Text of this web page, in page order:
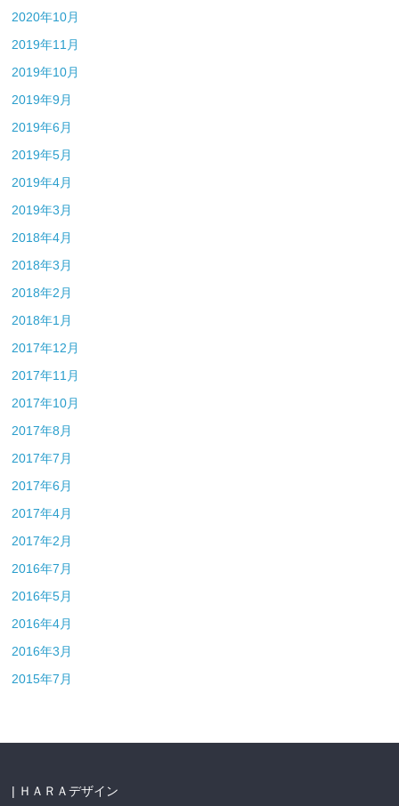
2020年10月
2019年11月
2019年10月
2019年9月
2019年6月
2019年5月
2019年4月
2019年3月
2018年4月
2018年3月
2018年2月
2018年1月
2017年12月
2017年11月
2017年10月
2017年8月
2017年7月
2017年6月
2017年4月
2017年2月
2016年7月
2016年5月
2016年4月
2016年3月
2015年7月
| ＨＡＲＡデザイン